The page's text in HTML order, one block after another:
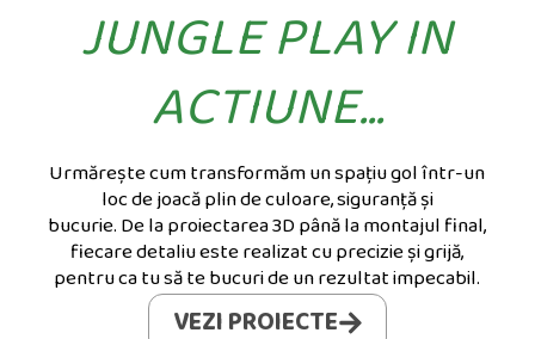
JUNGLE PLAY IN
ACTIUNE...
Urmărește cum transformăm un spațiu gol într-un
loc de joacă plin de culoare, siguranță și
bucurie.Dela proiectarea 3D până la montajul final,
fiecare detaliu este realizat cu precizie și grijă,
pentru ca tu să te bucuri de un rezultat impecabil.
VEZI PROIECTE